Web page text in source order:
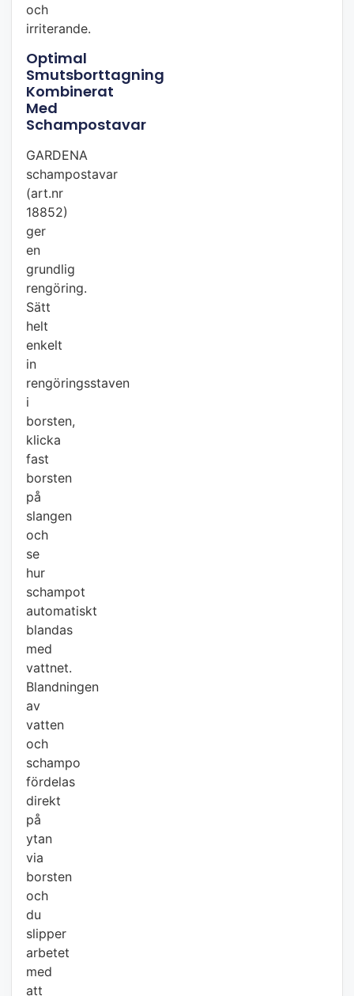
och
irriterande.
Optimal
Smutsborttagning
Kombinerat
Med
Schampostavar
GARDENA
schampostavar
(art.nr
18852)
ger
en
grundlig
rengöring.
Sätt
helt
enkelt
in
rengöringsstaven
i
borsten,
klicka
fast
borsten
på
slangen
och
se
hur
schampot
automatiskt
blandas
med
vattnet.
Blandningen
av
vatten
och
schampo
fördelas
direkt
på
ytan
via
borsten
och
du
slipper
arbetet
med
att